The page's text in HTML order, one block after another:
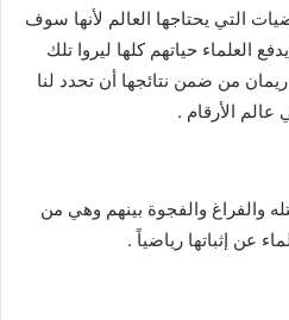
التي يحتاجها العالم لأنها سوف
العلماء حياتهم كلها ليروا تلك
من ضمن نتائجها أن تحدد لنا
عالم الأرقام .
والفراغ والفجوة بينهم وهي من
عن إثباتها رياضياً .